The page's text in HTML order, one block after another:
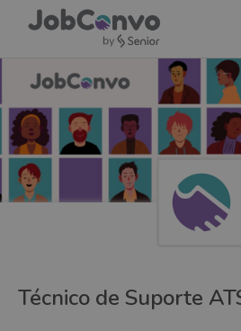
Técnico de Suporte